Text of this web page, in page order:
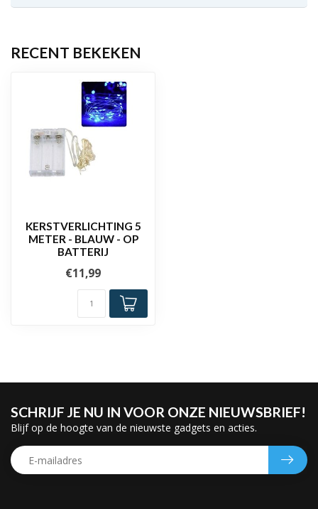
RECENT BEKEKEN
KERSTVERLICHTING 5
METER - BLAUW - OP
BATTERIJ
€11,99
SCHRIJF JE NU IN VOOR ONZE NIEUWSBRIEF!
Blijf op de hoogte van de nieuwste gadgets en acties.